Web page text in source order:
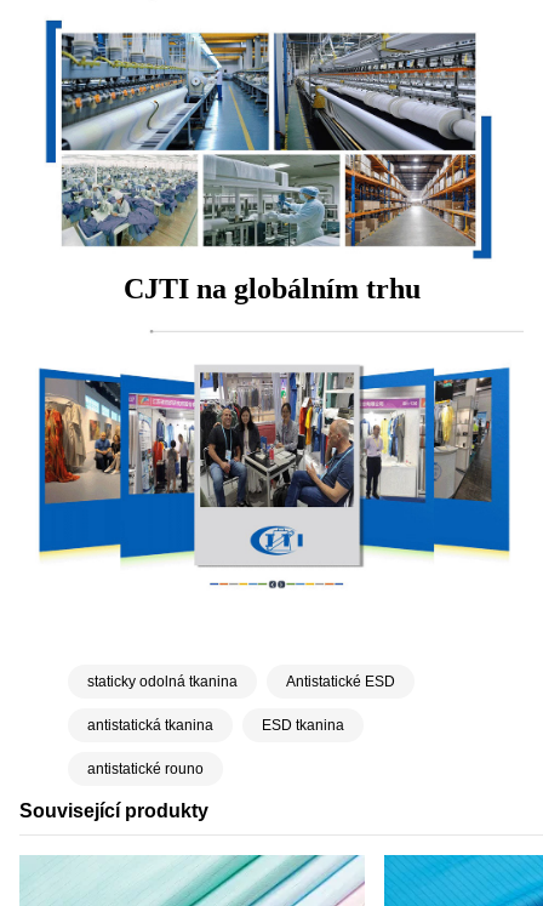
Související produkty
CJTI na globálním trhu
staticky odolná tkanina Antistatické ESD
antistatická tkanina ESD tkanina
antistatické rouno